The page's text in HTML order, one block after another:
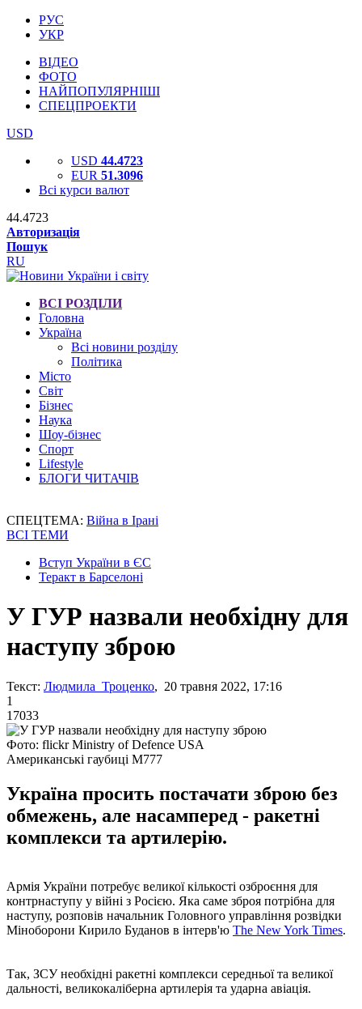
РУС
УКР
ВІДЕО
ФОТО
НАЙПОПУЛЯРНІШІ
СПЕЦПРОЕКТИ
USD
USD 44.4723
EUR 51.3096
Всі курси валют
44.4723
Авторизація
Пошук
RU
ВСІ РОЗДІЛИ
Головна
Україна
Всі новини розділу
Політика
Місто
Світ
Бізнес
Наука
Шоу-бізнес
Спорт
Lifestyle
БЛОГИ ЧИТАЧІВ
СПЕЦТЕМА: Війна в Ірані
ВСІ ТЕМИ
Вступ України в ЄС
Теракт в Барселоні
У ГУР назвали необхідну для
наступу зброю
Текст: Людмила Троценко, 20 травня 2022, 17:16
1
17033
Фото: flickr Ministry of Defence USA
Американські гаубиці M777
Україна просить постачати зброю без
обмежень, але насамперед - ракетні
комплекси та артилерію.
Армія України потребує великої кількості озброєння для
контрнаступу у війні з Росією. Яка саме зброя потрібна для
наступу, розповів начальник Головного управління розвідки
Міноборони Кирило Буданов в інтерв'ю The New York Times.
Так, ЗСУ необхідні ракетні комплекси середньої та великої
дальності, великокаліберна артилерія та ударна авіація.